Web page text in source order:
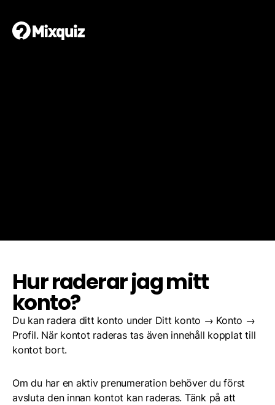
Hur raderar jag mitt
konto?
Du kan radera ditt konto under Ditt konto → Konto →
Profil. När kontot raderas tas även innehåll kopplat till
kontot bort.
Om du har en aktiv prenumeration behöver du först
avsluta den innan kontot kan raderas. Tänk på att